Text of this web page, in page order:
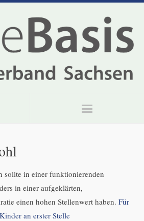
sollte in einer funktionierenden
in einer aufgeklärten,
einen hohen Stellenwert haben. Für
an erster Stelle